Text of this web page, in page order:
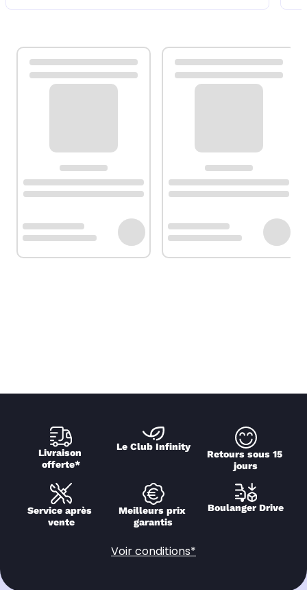
Livraison
offerte*
Le Club Infinity
Retours sous 15
jours
Service après
vente
Meilleurs prix
garantis
Boulanger Drive
Voir conditions*